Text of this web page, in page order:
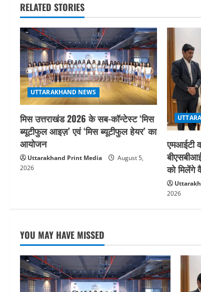
i
g
a
t
i
o
n
RELATED STORIES
UTTARAKHAND NEWS
मिस उत्तराखंड 2026 के सब-कॉन्टेस्ट ‘मिस
ब्यूटीफुल आइज़’ एवं ‘मिस ब्यूटीफुल हेयर’ का
आयोजन
Uttarakhand Print Media
August 5,
2026
एमआईटी
को मिलेंगे
2026
YOU MAY HAVE MISSED